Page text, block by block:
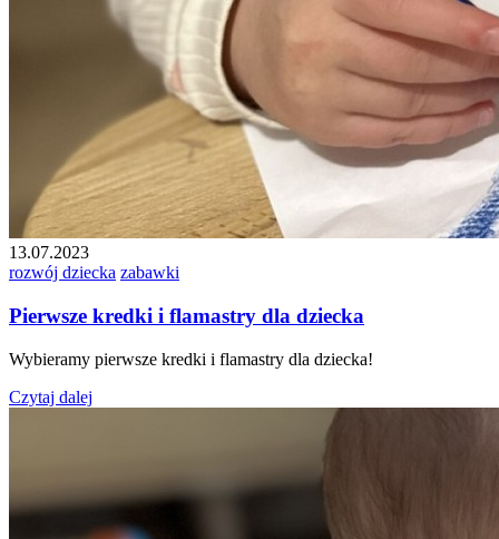
13.07.2023
rozwój dziecka zabawki
Pierwsze kredki i flamastry dla dziecka
Wybieramy pierwsze kredki i flamastry dla dziecka!
Czytaj dalej